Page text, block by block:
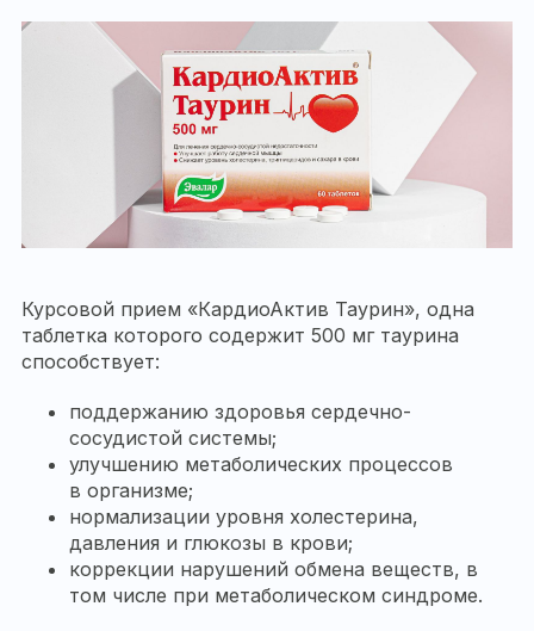
Курсовой прием «КардиоАктив Таурин», одна
таблетка которого содержит 500 мг таурина
способствует:
поддержанию здоровья сердечно-
сосудистой системы;
улучшению метаболических процессов
в организме;
нормализации уровня холестерина,
давления и глюкозы в крови;
коррекции нарушений обмена веществ, в
том числе при метаболическом синдроме.